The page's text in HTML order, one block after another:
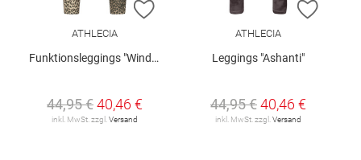
ZUR WUNSCHLISTE HINZUFÜGEN
ATHLECIA
Funktionsleggings "Windia"
44,95 €40,46 €
inkl. MwSt. zzgl. Versand
ZUR
ATHLECIA
Leggings "Ashanti"
44,95 €40,46 €
inkl. MwSt. zzgl. Versand